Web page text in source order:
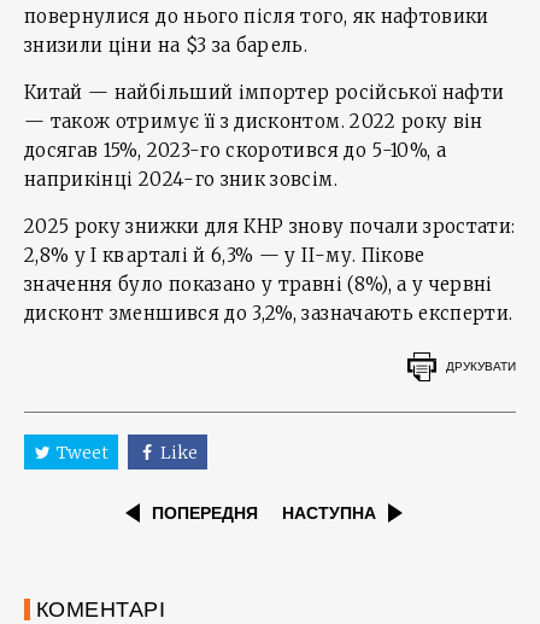
повернулися до нього після того, як нафтовики
знизили ціни на $3 за барель.
Китай — найбільший імпортер російської нафти
— також отримує її з дисконтом. 2022 року він
досягав 15%, 2023-го скоротився до 5-10%, а
наприкінці 2024-го зник зовсім.
2025 року знижки для КНР знову почали зростати:
2,8% у І кварталі й 6,3% — у ІІ-му. Пікове
значення було показано у травні (8%), а у червні
дисконт зменшився до 3,2%, зазначають експерти.
ДРУКУВАТИ
Tweet Like
ПОПЕРЕДНЯ НАСТУПНА
КОМЕНТАРІ